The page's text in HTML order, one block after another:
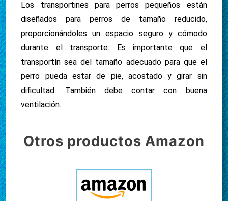
Los transportines para perros pequeños están
diseñados para perros de tamaño reducido,
proporcionándoles un espacio seguro y cómodo
durante el transporte. Es importante que el
transportín sea del tamaño adecuado para que el
perro pueda estar de pie, acostado y girar sin
dificultad. También debe contar con buena
ventilación.
Otros productos Amazon